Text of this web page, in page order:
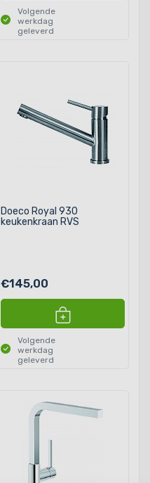
Volgende
werkdag
geleverd
Doeco Royal 930
keukenkraan RVS
€145,00
Volgende
werkdag
geleverd